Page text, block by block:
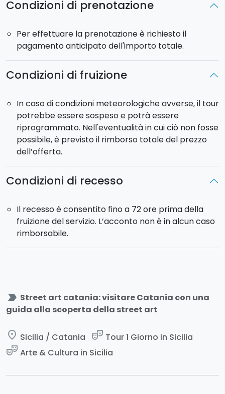
riqualificazione e valorizzazione di questo angolo di
Farete poi una passeggiata inVilla Bellini,polmone
di Catania di cui potrete ammirarne la bellezza e qui
Condizioni di prenotazione
Per effettuare la prenotazione è richiesto il
pagamento anticipato dell'importo totale.
Condizioni di fruizione
In caso di condizioni meteorologiche avverse, il tour
potrebbe essere sospeso e potrà essere
riprogrammato. Nell'eventualità in cui ciò non fosse
possibile, è previsto il rimborso totale del prezzo
dell’offerta.
Condizioni di recesso
Il recesso è consentito fino a 72 ore prima della
fruizione del servizio. L’acconto non è in alcun caso
rimborsabile.
label_important Street art catania: visitare Catania con una
guida alla scoperta della street art
place Sicilia / Catania theater_comedy Tour 1 Giorno in Sicilia
theater_comedy Arte & Cultura in Sicilia